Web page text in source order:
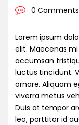
0 Comments
Lorem ipsum
elit. Maecenas
accumsan
luctus tincidunt.
ornare. Aliquam
viverra metus
Duis at tempor
leo, porttitor id